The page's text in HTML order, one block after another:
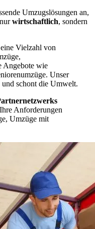
Umzugslösungen an,
wirtschaftlich, sondern
Vielzahl von
Angebote wie
Unser
und schont die Umwelt.
Anforderungen
Umzüge mit